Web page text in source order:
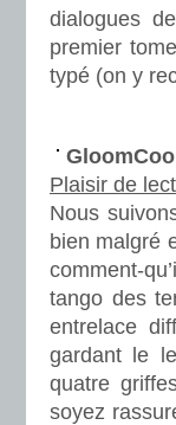
dialogues
premier
typé (on y
Plaisir de
Nous
bien malgré
comment-
tango des
entrelace
gardant le
quatre
soyez